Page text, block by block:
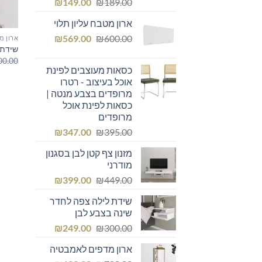
₪189.00
היה:
₪189.00.
₪149.00
הוא:
₪149.00.
ארון מטבח עליון תלוי
₪600.00
המחיר
₪600.00.
₪569.00
המחיר
₪569.00.כסאות מעוצבים לפינת
אוכל בעיצוב - רטרו
מרופדים בצבע מנטה |
כסאות לפינת אוכל
מרופדים
₪395.00
המחיר
היה:
₪347.00
המחיר
הוא:
מזנון צף קטן לבן בסגנון
מודרני
₪449.00
המחיר
היה:
₪449.00.
₪399.00
המחיר
הוא:שידת לילה צפה לחדר
שינה בצבע לבן
₪300.00
המחיר
היה:
₪249.00
המחיר
הוא:ארון מדפים לאמבטיה
ארון
שידת